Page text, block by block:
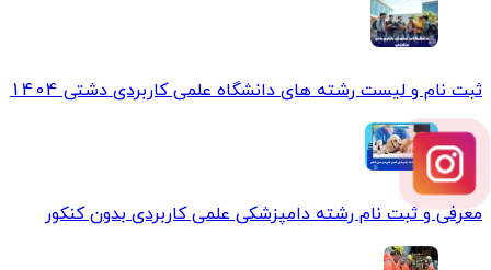
ثبت نام و لیست رشته های دانشگاه علمی کاربردی دشتی 1404
معرفی و ثبت نام رشته دامپزشکی علمی کاربردی بدون کنکور